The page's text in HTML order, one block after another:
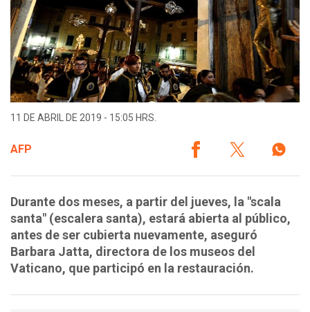
11 DE ABRIL DE 2019 - 15:05 HRS.
AFP
Durante dos meses, a partir del jueves, la "scala
santa" (escalera santa), estará abierta al público,
antes de ser cubierta nuevamente, aseguró
Barbara Jatta, directora de los museos del
Vaticano, que participó en la restauración.